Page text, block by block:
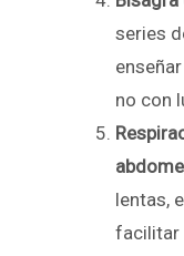
series
no con
lentas,
facilitar